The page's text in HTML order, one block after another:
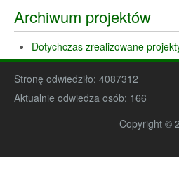
Archiwum projektów
Dotychczas zrealizowane
Stronę odwiedziło: 4087312
Aktualnie odwiedza osób: 166
Copyright ©